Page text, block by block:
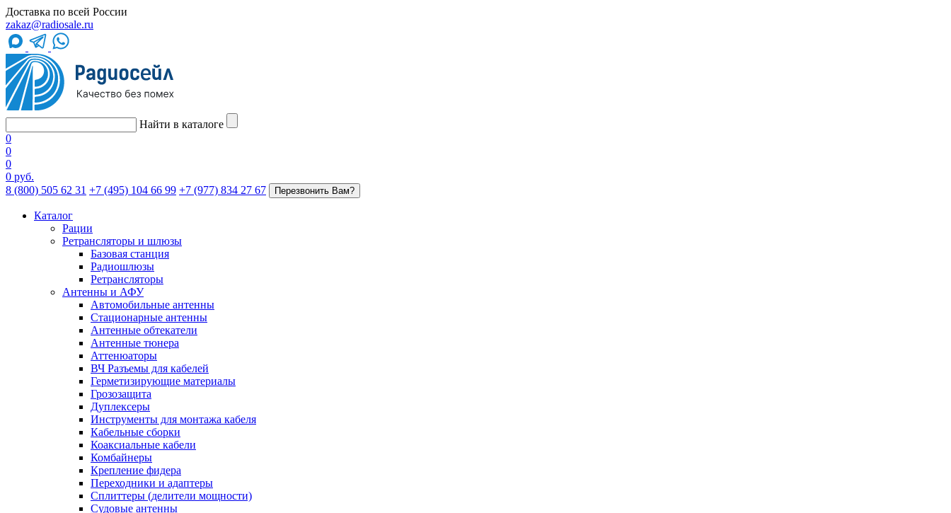
Доставка по всей России
zakaz@radiosale.ru
Найти в каталоге
0
0
0
0 руб.
8 (800) 505 62 31 +7 (495) 104 66 99 +7 (977) 834 27 67 Перезвонить Вам?
Каталог
Рации
Ретрансляторы и шлюзы
Базовая станция
Радиошлюзы
Ретрансляторы
Антенны и АФУ
Автомобильные антенны
Стационарные антенны
Антенные обтекатели
Антенные тюнера
Аттенюаторы
ВЧ Разъемы для кабелей
Герметизирующие материалы
Грозозащита
Дуплексеры
Инструменты для монтажа кабеля
Кабельные сборки
Коаксиальные кабели
Комбайнеры
Крепление фидера
Переходники и адаптеры
Сплиттеры (делители мощности)
Судовые антенны